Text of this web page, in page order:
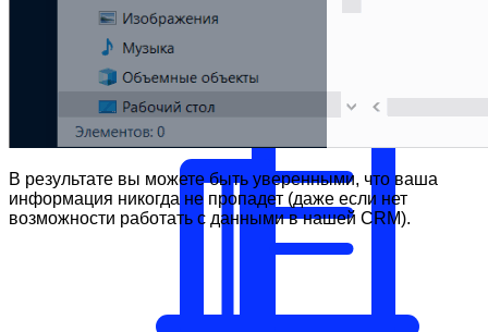
В результате вы можете быть уверенными, что ваша
информация никогда не пропадет (даже если нет
возможности работать с данными в нашей CRM).